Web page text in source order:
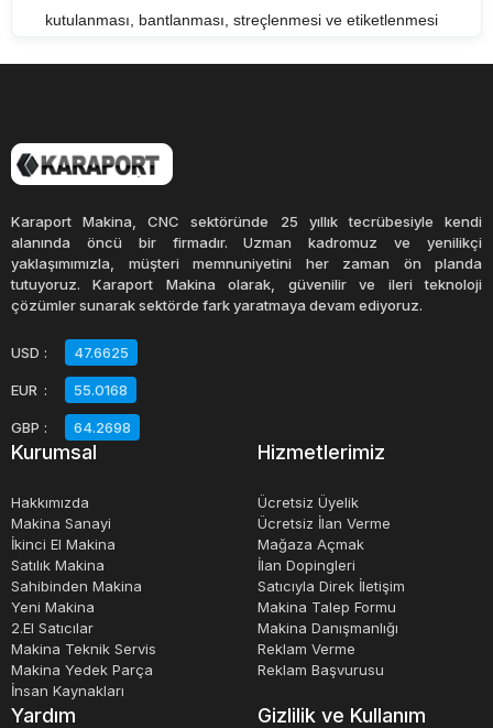
kutulanması, bantlanması, streçlenmesi ve etiketlenmesi
süreci sunarak üretim miktarını artırır.
göre özelleştirilebilir. Farklı boyutlarda, şekillerde ve
ağırlıklarda ürünleri paketlemek için farklı ekipmanlar
kullanılabilir. Örneğin, küçük boyutlu ürünleri paketlemek
boyutlu ürünlerin kutulanması için otomatik kutu
paketleme makineleri tercih edilebilir.
Komple paketleme tesisleri, üreticilerin ürünlerini daha
tanır. Ayrıca, bu tesisler sayesinde üreticiler daha düşük
maliyetlerle daha fazla ürün paketleyebilirler.
Karaport Makina, CNC sektöründe 25 yıllık tecrübesiyle kendi
alanında öncü bir firmadır. Uzman kadromuz ve yenilikçi
yaklaşımımızla, müşteri memnuniyetini her zaman ön planda
tutuyoruz. Karaport Makina olarak, güvenilir ve ileri teknoloji
çözümler sunarak sektörde fark yaratmaya devam ediyoruz.
USD : 47.6625
EUR : 55.0168
GBP : 64.2698
Kurumsal
Hakkımızda
Makina Sanayi
İkinci El Makina
Satılık Makina
Sahibinden Makina
Yeni Makina
2.El Satıcılar
Makina Teknik Servis
Makina Yedek Parça
İnsan Kaynakları
Hizmetlerimiz
Ücretsiz Üyelik
Ücretsiz İlan Verme
Mağaza Açmak
İlan Dopingleri
Satıcıyla Direk İletişim
Makina Talep Formu
Makina Danışmanlığı
Reklam Verme
Reklam Başvurusu
Yardım Gizlilik ve Kullanım